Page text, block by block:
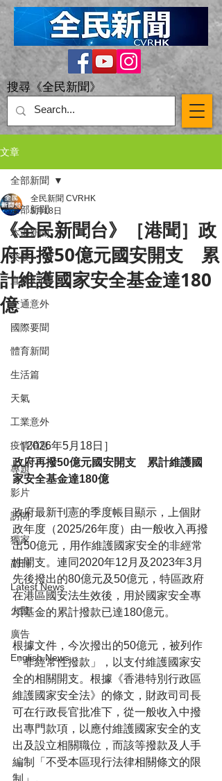
搜尋《全民新聞》
文章
全部新聞
本港新聞
突發
直播 Live
交通意外
國際要聞
體育新聞
生活篇
天氣
工業意外
疫情消息
專題
影片
訪問
獨家
副刊
Latest News
火警
廣告
English News
全部新聞
《全民新聞台》［港聞］政
府再撥50億元國安開支 累
計維護國家安全基金達180
億
全民新聞 CVRHK
5月18日
［2026年5月18日］
政府再撥50億元國安開支　累計維護國
家安全基金達180億
政府最新刊憲的季度帳目顯示，上個財
政年度（2025/26年度）由一般收入再撥
出50億元，用作維護國家安全的非經常
性開支。連同2020年12月及2023年3月
先後撥出的80億元及50億元，特區政府
在港區國安法生效後，用於國家安全專
項基金的累計撥款已達180億元。
根據文件，今次撥出的50億元，被列作
「非經常性撥款」，以支付維護國家安
全的相關開支。根據《香港特別行政區
維護國家安全法》的條文，財政司司長
可在行政長官批准下，從一般收入中撥
出專門款項，以應付維護國家安全的支
出及設立相關職位，而該等撥款及人手
編制「不受本區現行法律相關條文的限
制」。